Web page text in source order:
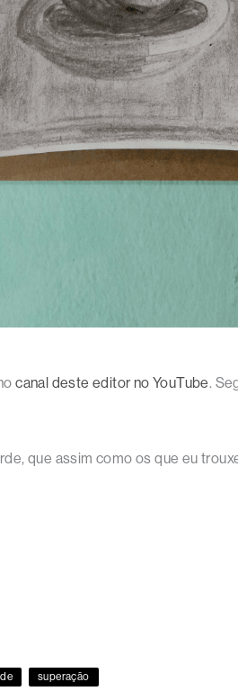
canal deste editor no YouTube.
que assim como os que eu
superação